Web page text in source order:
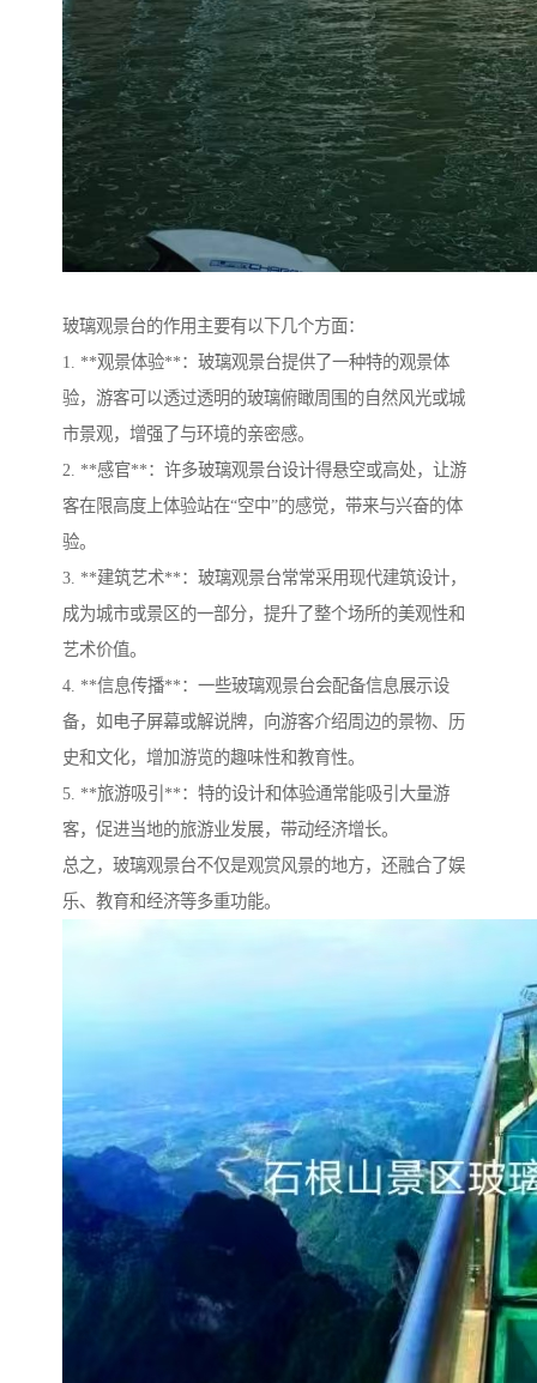
玻璃观景台的作用主要有以下几个方面：
1. **观景体验**：玻璃观景台提供了一种特的观景体
验，游客可以透过透明的玻璃俯瞰周围的自然风光或城
市景观，增强了与环境的亲密感。
2. **感官**：许多玻璃观景台设计得悬空或高处，让游
客在限高度上体验站在“空中”的感觉，带来与兴奋的体
验。
3. **建筑艺术**：玻璃观景台常常采用现代建筑设计，
成为城市或景区的一部分，提升了整个场所的美观性和
艺术价值。
4. **信息传播**：一些玻璃观景台会配备信息展示设
备，如电子屏幕或解说牌，向游客介绍周边的景物、历
史和文化，增加游览的趣味性和教育性。
5. **旅游吸引**：特的设计和体验通常能吸引大量游
客，促进当地的旅游业发展，带动经济增长。
总之，玻璃观景台不仅是观赏风景的地方，还融合了娱
乐、教育和经济等多重功能。